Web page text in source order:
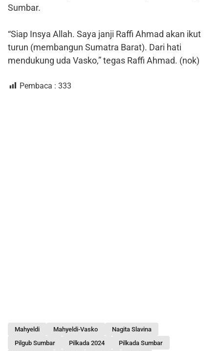
Sumbar.
“Siap Insya Allah. Saya janji Raffi Ahmad akan ikut
turun (membangun Sumatra Barat). Dari hati
mendukung uda Vasko,” tegas Raffi Ahmad. (nok)
Pembaca : 333
Mahyeldi Mahyeldi-Vasko
Nagita Slavina
Pilgub Sumbar
Pilkada 2024
Pilkada Sumbar